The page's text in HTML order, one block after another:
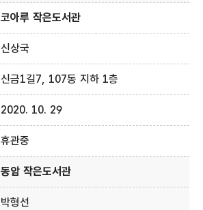
코아루 작은도서관
신상국
신금1길7, 107동 지하 1층
2020. 10. 29
휴관중
동암 작은도서관
박형선